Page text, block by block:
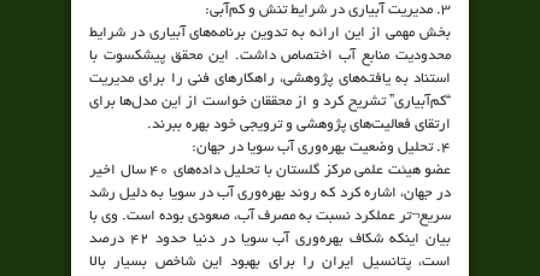
۳. مدیریت آبیاری در شرایط تنش و کم‌آبی:
بخش مهمی از این ارائه به تدوین برنامه‌های آبیاری در شرایط
محدودیت منابع آب اختصاص داشت. این محقق پیشکسوت با
استناد به یافته‌های پژوهشی، راهکارهای فنی را برای مدیریت
“کم‌آبیاری” تشریح کرد و از محققان خواست از این مدل‌ها برای
ارتقای فعالیت‌های پژوهشی و ترویجی خود بهره ببرند.
۴. تحلیل وضعیت بهره‌وری آب سویا در جهان:
عضو هیئت علمی مرکز گلستان با تحلیل داده‌های ۴۰ سال اخیر
در جهان، اشاره کرد که روند بهره‌وری آب در سویا به دلیل رشد
سریع¬تر عملکرد نسبت به مصرف آب، صعودی بوده است. وی با
بیان اینکه شکاف بهره‌وری آب سویا در دنیا حدود ۴۲ درصد
است، پتانسیل ایران را برای بهبود این شاخص بسیار بالا